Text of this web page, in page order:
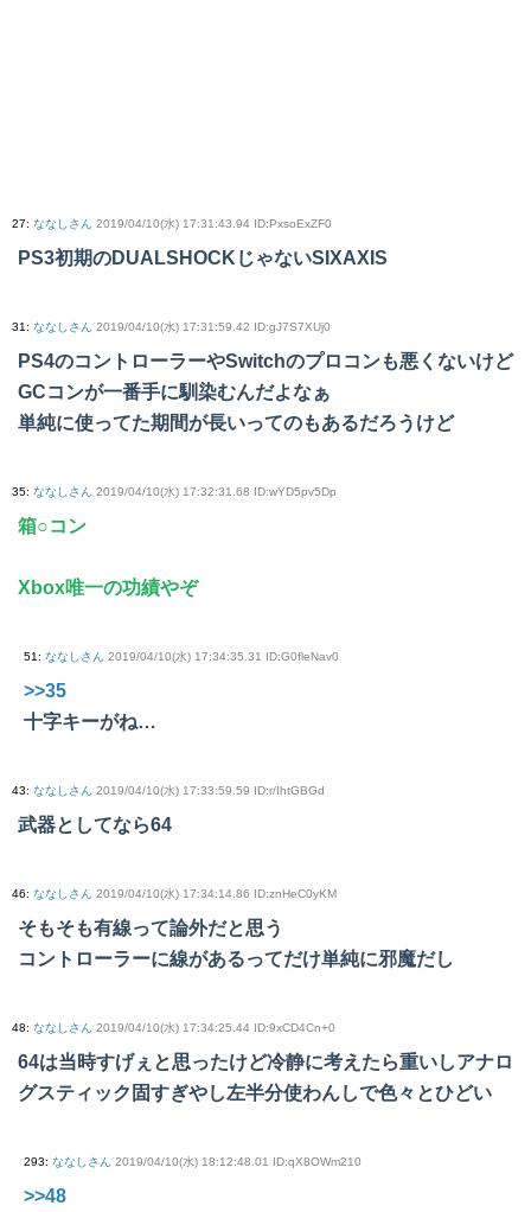
27: ななしさん 2019/04/10(水) 17:31:43.94 ID:PxsoExZF0
PS3初期のDUALSHOCKじゃないSIXAXIS
31: ななしさん 2019/04/10(水) 17:31:59.42 ID:gJ7S7XUj0
PS4のコントローラーやSwitchのプロコンも悪くないけど
GCコンが一番手に馴染むんだよなぁ
単純に使ってた期間が長いってのもあるだろうけど
35: ななしさん 2019/04/10(水) 17:32:31.68 ID:wYD5pv5Dp
箱○コン
Xbox唯一の功績やぞ
51: ななしさん 2019/04/10(水) 17:34:35.31 ID:G0fleNav0
>>35
十字キーがね…
43: ななしさん 2019/04/10(水) 17:33:59.59 ID:r/IhtGBGd
武器としてなら64
46: ななしさん 2019/04/10(水) 17:34:14.86 ID:znHeC0yKM
そもそも有線って論外だと思う
コントローラーに線があるってだけ単純に邪魔だし
48: ななしさん 2019/04/10(水) 17:34:25.44 ID:9xCD4Cn+0
64は当時すげぇと思ったけど冷静に考えたら重いしアナロ
グスティック固すぎやし左半分使わんしで色々とひどい
293: ななしさん 2019/04/10(水) 18:12:48.01 ID:qX8OWm210
>>48